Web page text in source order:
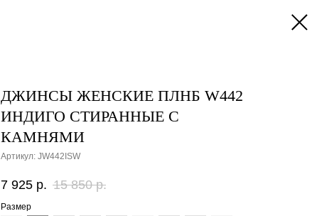
ДЖИНСЫ ЖЕНСКИЕ ПЛНБ W442
ИНДИГО СТИРАННЫЕ С
КАМНЯМИ
Артикул: JW442ISW
7 925 р. 15 850 р.
Размер